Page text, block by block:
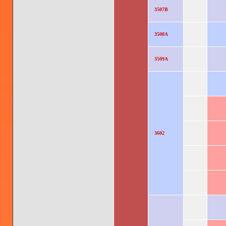
3507B
3508A
3509A
3602